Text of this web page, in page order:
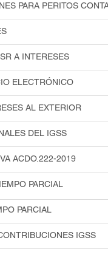
PARA PERITOS
A INTERESES
ELECTRÓNICO
AL EXTERIOR
DEL IGSS
ACDO.222-2019
PARCIAL
PARCIAL
IGSS